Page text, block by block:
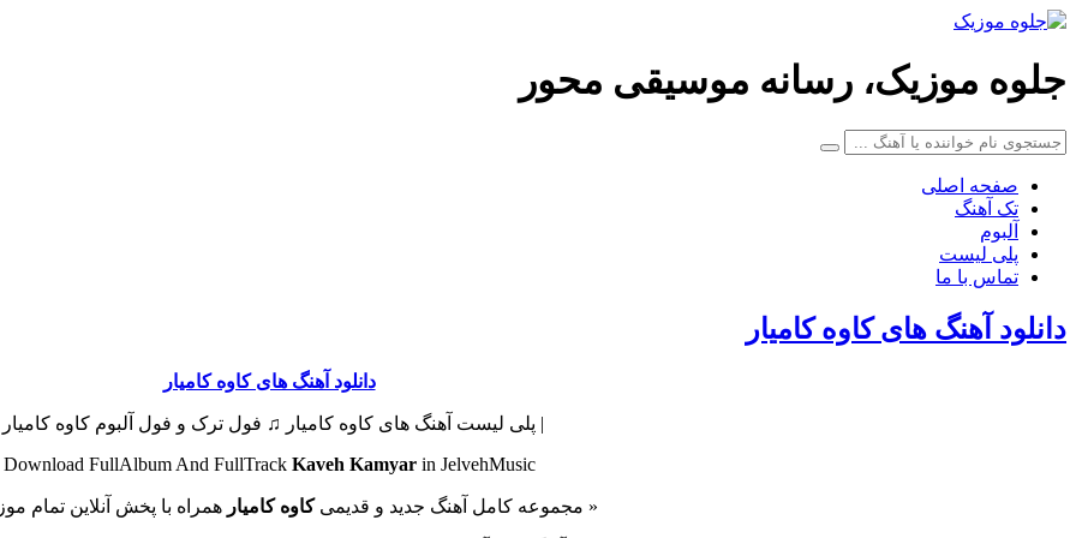
جلوه موزیک، رسانه موسیقی محور
صفحه اصلی
تک آهنگ
آلبوم
پلی لیست
تماس با ما
دانلود آهنگ های کاوه کامیار
دانلود آهنگ های کاوه کامیار
| پلی لیست آهنگ های کاوه کامیار ♫ فول ترک و فول آلبوم کاوه کامیار
Download FullAlbum And FullTrack Kaveh Kamyar in JelvehMusic
« مجموعه کامل آهنگ جدید و قدیمیکاوه کامیار همراه با پخش آنلاین تمام